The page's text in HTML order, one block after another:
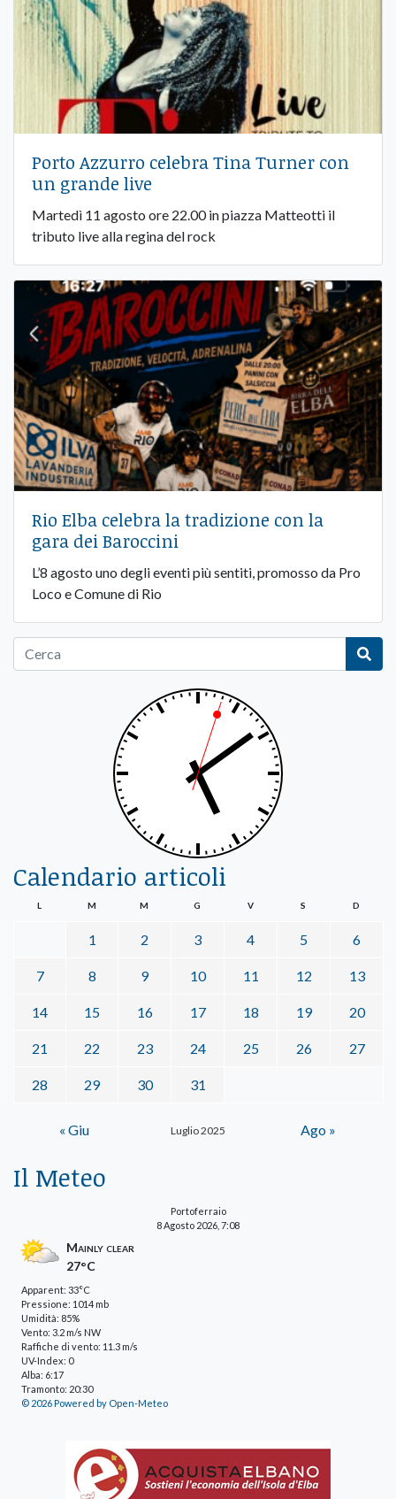
Porto Azzurro celebra Tina Turner con
un grande live
Martedì 11 agosto ore 22.00 in piazza Matteotti il
tributo live alla regina del rock
Rio Elba celebra la tradizione con la
gara dei Baroccini
L’8 agosto uno degli eventi più sentiti, promosso da Pro
Loco e Comune di Rio
Calendario articoli
Luglio 2025
L M M G V S D
1 2 3 4 5 6
7 8 9 10 11 12 13
14 15 16 17 18 19 20
21 22 23 24 25 26 27
28 29 30 31
« Giu Ago »
Il Meteo
Portoferraio
8 Agosto 2026, 7:08
Mainly clear
27°C
Apparent: 33°C
Pressione: 1014 mb
Umidità: 85%
Vento: 3.2 m/s NW
Raffiche di vento: 11.3 m/s
UV-Index: 0
Alba: 6:17
Tramonto: 20:30
© 2026 Powered by Open-Meteo